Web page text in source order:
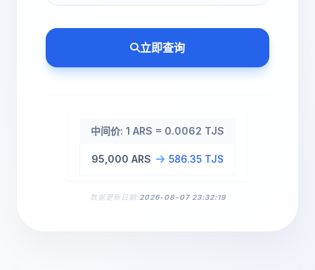
立即查询
中间价: 1 ARS = 0.0062 TJS
95,000 ARS 586.35 TJS
数据更新日期:2026-08-07 23:32:19